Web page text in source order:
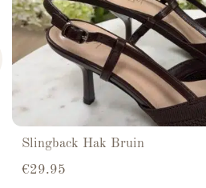
Slingback Hak Bruin
€29.95